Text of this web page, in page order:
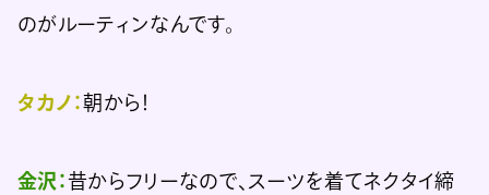
のがルーティンなんです。
タカノ：朝から！
金沢：昔からフリーなので、スーツを着てネクタイ締